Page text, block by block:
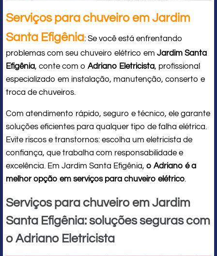
Serviços para chuveiro em Jardim
Santa Efigênia: Se você está enfrentando
problemas com seu chuveiro elétrico em Jardim Santa
Efigênia, conte com o Adriano Eletricista, profissional
especializado em instalação, manutenção, conserto e
troca de chuveiros.
Com atendimento rápido, seguro e técnico, ele garante
soluções eficientes para qualquer tipo de falha elétrica.
Evite riscos e transtornos: escolha um eletricista de
confiança, que trabalha com responsabilidade e
excelência. Em Jardim Santa Efigênia, o Adriano é a
melhor opção em serviços para chuveiro elétrico.
Serviços para chuveiro em Jardim
Santa Efigênia: soluções seguras com
o Adriano Eletricista